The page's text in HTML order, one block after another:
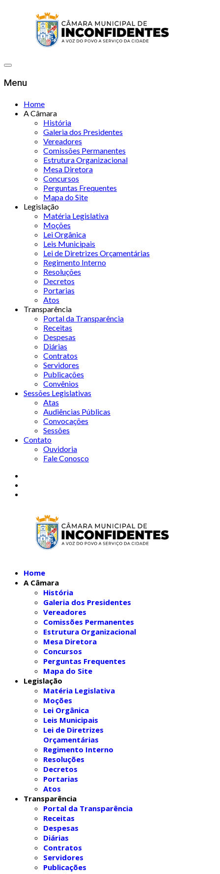
Menu
Home
A Câmara
História
Galeria dos Presidentes
Vereadores
Comissões Permanentes
Estrutura Organizacional
Mesa Diretora
Concursos
Perguntas Frequentes
Mapa do Site
Legislação
Matéria Legislativa
Moções
Lei Orgânica
Leis Municipais
Lei de Diretrizes Orçamentárias
Regimento Interno
Resoluções
Decretos
Portarias
Atos
Transparência
Portal da Transparência
Receitas
Despesas
Diárias
Contratos
Servidores
Publicações
Convênios
Sessões Legislativas
Atas
Audiências Públicas
Convocações
Sessões
Contato
Ouvidoria
Fale Conosco
Home
A Câmara
História
Galeria dos Presidentes
Vereadores
Comissões Permanentes
Estrutura Organizacional
Mesa Diretora
Concursos
Perguntas Frequentes
Mapa do Site
Legislação
Matéria Legislativa
Moções
Lei Orgânica
Leis Municipais
Lei de Diretrizes
Orçamentárias
Regimento Interno
Resoluções
Decretos
Portarias
Atos
Transparência
Portal da Transparência
Receitas
Despesas
Diárias
Contratos
Servidores
Publicações